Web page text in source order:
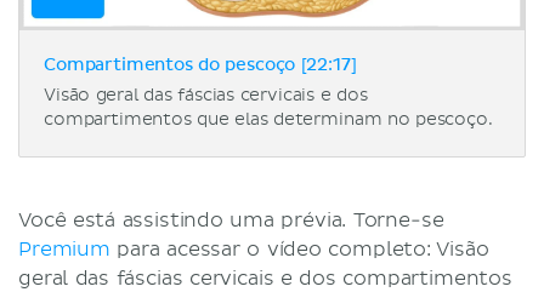
Compartimentos do pescoço [22:17]
Visão geral das fáscias cervicais e dos
compartimentos que elas determinam no pescoço.
Você está assistindo uma prévia. Torne-se
Premium para acessar o vídeo completo: Visão
geral das fáscias cervicais e dos compartimentos